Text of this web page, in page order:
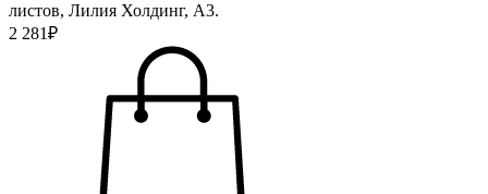
листов, Лилия Холдинг, А3.
2 281₽